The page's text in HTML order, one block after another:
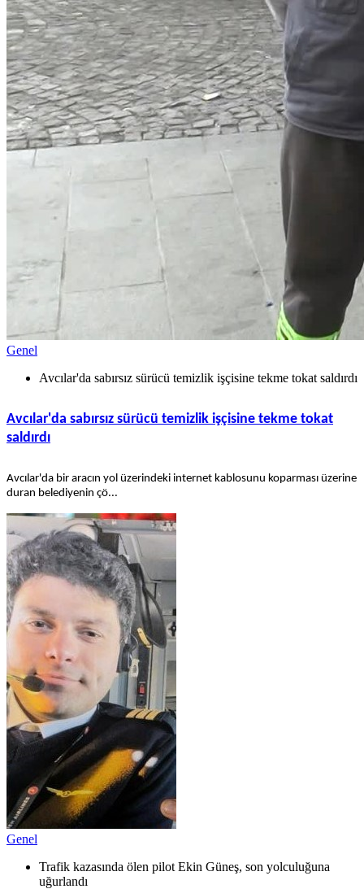
Genel
Avcılar'da sabırsız sürücü temizlik işçisine tekme tokat saldırdı
Avcılar'da sabırsız sürücü temizlik işçisine tekme tokat
saldırdı
Avcılar'da bir aracın yol üzerindeki internet kablosunu koparması üzerine
duran belediyenin çö...
Genel
Trafik kazasında ölen pilot Ekin Güneş, son yolculuğuna
uğurlandı